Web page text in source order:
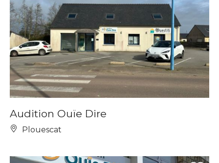
Audition Ouïe Dire
Plouescat